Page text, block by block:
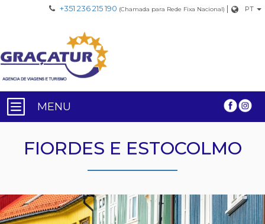
+351 236 215 190 (Chamada para Rede Fixa Nacional) | PT
MENU
FIORDES E ESTOCOLMO